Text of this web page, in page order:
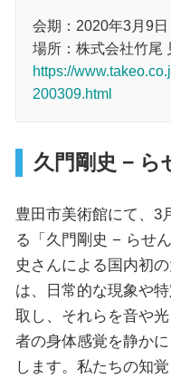
会期：2020年3月9日
場所：株式会社竹尾
https://
200309.html
久門剛史 − ら
豊田市美術館にて、3
る「久門剛史 − らせ
史さんによる国内初
は、日常的な現象や
取し、それらを音や
者の身体感覚を静か
します。私たちの知